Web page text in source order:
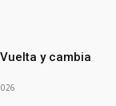
y cambia